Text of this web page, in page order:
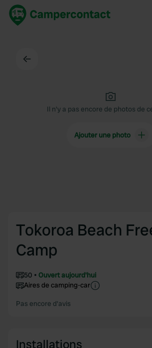
Il n'y a pas encore de photos de
Ajouter une photo
Tokoroa Beach
Camp
50
Ouvert aujourd'hui
Aires de camping-car
Pas encore d'avis
Installations